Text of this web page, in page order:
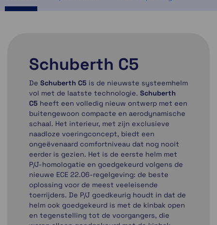
Schuberth C5
De Schuberth C5 is de nieuwste systeemhelm
vol met de laatste technologie. Schuberth
C5 heeft een volledig nieuw ontwerp met een
buitengewoon compacte en aerodynamische
schaal. Het interieur, met zijn exclusieve
naadloze voeringconcept, biedt een
ongeëvenaard comfortniveau dat nog nooit
eerder is gezien. Het is de eerste helm met
P/J-homologatie en goedgekeurd volgens de
nieuwe ECE 22.06-regelgeving: de beste
oplossing voor de meest veeleisende
toerrijders. De P/J goedkeurig houdt in dat de
helm ook goedgekeurd is met de kinbak open
en tegenstelling tot de voorgangers, die